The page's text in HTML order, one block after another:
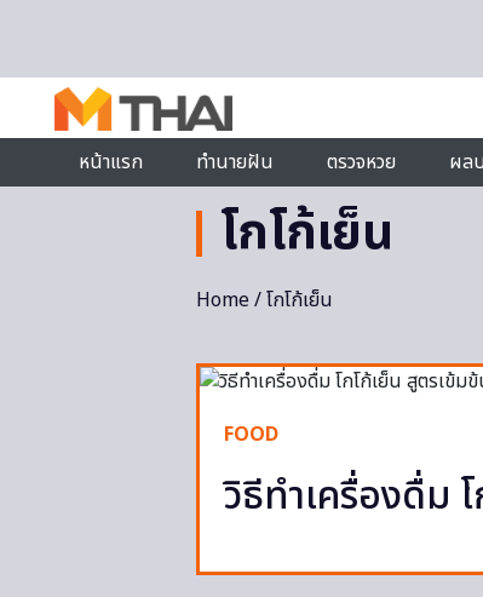
หน้าแรก
ทำนายฝัน ตรวจหวย ผล
โกโก้เย็น
Home/ โกโก้เย็น
FOOD
วิธีทำเครื่องดื่ม